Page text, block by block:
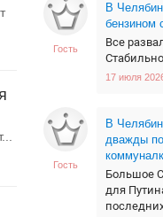
Гость
В
бензином
Все
17 июля
Гость
В
дважды
Большое
для